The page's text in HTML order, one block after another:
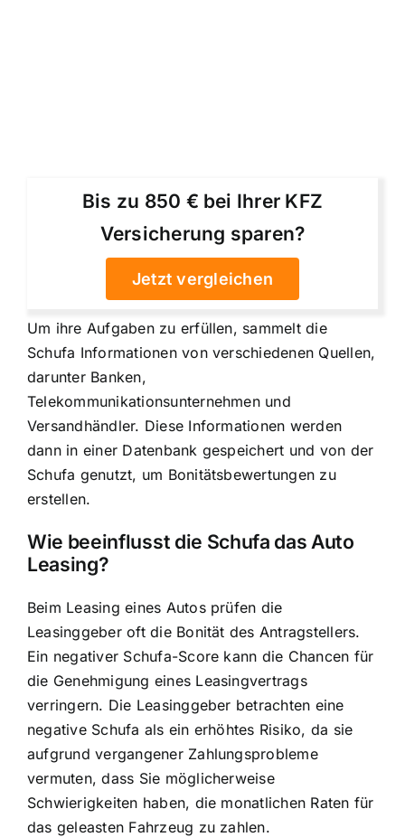
Bis zu 850 € bei Ihrer KFZ
Versicherung sparen?
Jetzt vergleichen
Um ihre Aufgaben zu erfüllen, sammelt die
Schufa Informationen von verschiedenen Quellen,
darunter Banken,
Telekommunikationsunternehmen und
Versandhändler. Diese Informationen werden
dann in einer Datenbank gespeichert und von der
Schufa genutzt, um Bonitätsbewertungen zu
erstellen.
Wie beeinflusst die Schufa das Auto
Leasing?
Beim Leasing eines Autos prüfen die
Leasinggeberoft die Bonität des Antragstellers.
Ein negativer Schufa-Score kann die Chancen für
die Genehmigung eines Leasingvertrags
verringern. Die Leasinggeber betrachten eine
negative Schufa als ein erhöhtes Risiko, da sie
aufgrund vergangener Zahlungsprobleme
vermuten, dass Sie möglicherweise
Schwierigkeiten haben, die monatlichen Raten für
das geleasten Fahrzeug zu zahlen.